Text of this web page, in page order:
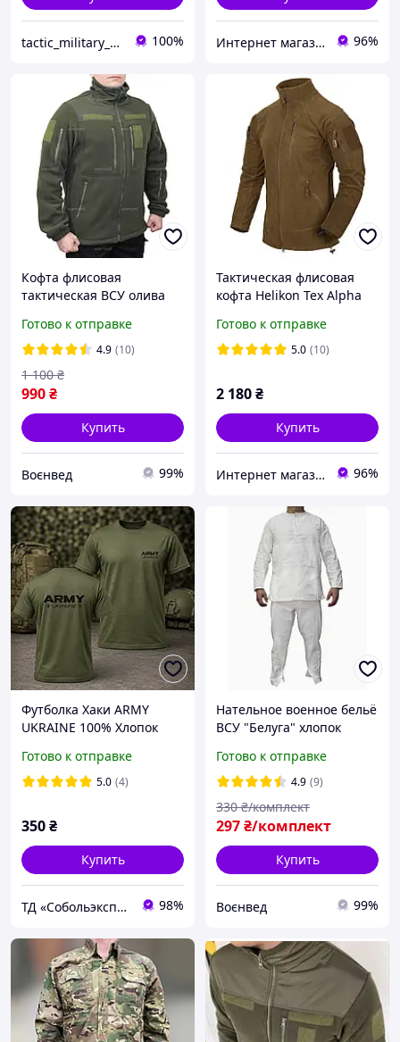
tactic_military_shop 100% Интернет магазин NickMarket 96%
Кофта флисовая
тактическая ВСУ олива
Готово к отправке
4.9 (10)
990₴
1 100 ₴
Купить
Воєнвед 99%
Тактическая флисовая
кофта Helikon Tex Alpha
Coyote, для туризма,
активного отдыха
Готово к отправке
5.0 (10)
2 180₴
Купить
Интернет магазин Tirlimboom 96%
Футболка Хаки ARMY
UKRAINE 100% Хлопок
Готово к отправке
5.0 (4)
350₴
Купить
ТД «Собольэкспресс» 98%
Нательное военное бельё
ВСУ "Белуга" хлопок
Готово к отправке
4.9 (9)
297₴/комплект
330 ₴/комплект
Купить
Воєнвед 99%